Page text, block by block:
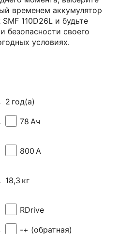
временем аккумулятор
SMF 110D26L и будьте
безопасности своего
условиях.
2 год(а)
78 Aч
800 А
18,3 кг
RDrive
-+ (обратная)